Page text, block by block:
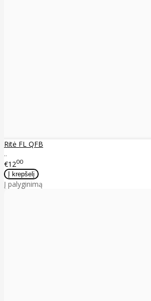
Ritė FL QFB
..
€1200
Į palyginimą